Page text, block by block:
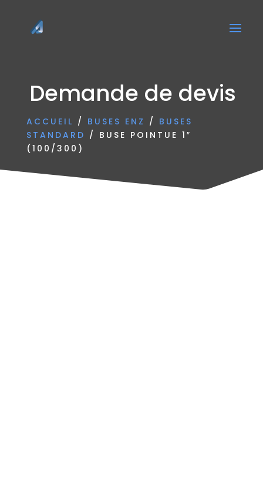
Demande de devis
ACCUEIL / BUSES ENZ / BUSES
STANDARD / BUSE POINTUE 1″
(100/300)